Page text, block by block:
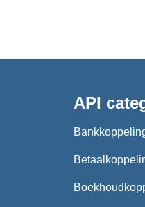
API